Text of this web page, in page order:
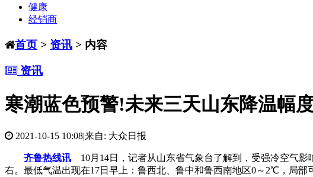
健康
经销商
首页 > 资讯 > 内容
资讯
寒潮蓝色预警!未来三天山东降温幅
2021-10-15 10:08|来自: 大众日报
齐鲁热线讯 10月14日，记者从山东省气象台了解到，受强冷空气
右。最低气温出现在17日早上：鲁西北、鲁中和鲁西南地区0～2℃，局